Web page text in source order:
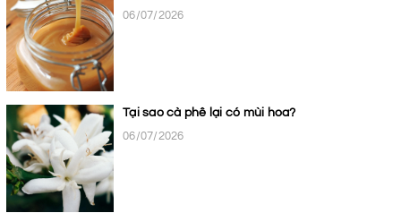
06/07/2026
Tại sao cà phê lại có mùi hoa?
06/07/2026